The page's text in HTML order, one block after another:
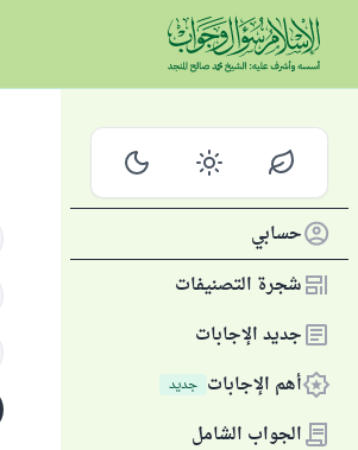
حسابي
شجرة التصنيفات
جديد الإجابات
أهم الإجابات جديد
الجواب الشامل